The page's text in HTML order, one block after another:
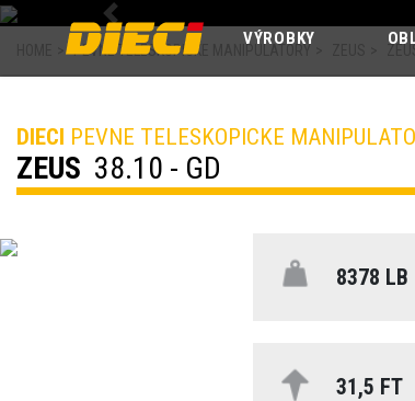
VÝROBKY
Previous
PEVNE TELESKOPICKE MANIPULATORY
DIECI PEVNE TELESKOPICKE
ZEUS 38.10 - GD
8378 LB
31,5 FT